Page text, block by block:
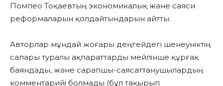
Помпео Тоқаевтың экономикалық және саяси
реформаларын қолдайтындарын айтты.
Авторлар мұндай жоғары деңгейдегі шенеуніктің
сапары туралы ақпараттарды мейлінше құрғақ
баяндады, және сарапшы-саясаттанушылардың
комментарийі болмады (бұл тақырып